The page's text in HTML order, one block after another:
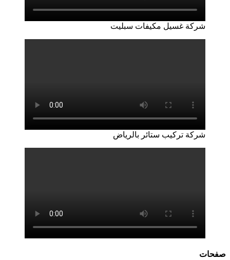
شركة غسيل مكيفات سبليت
شركة تركيب ستائر بالرياض
صفحات